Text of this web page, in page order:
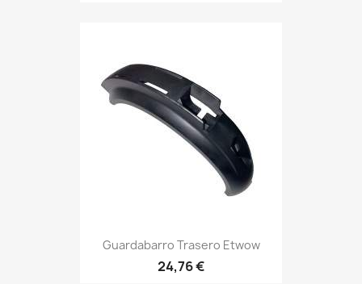
Guardabarro Trasero Etwow
24,76 €